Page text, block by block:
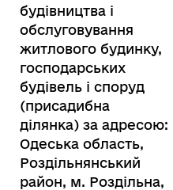
будівництва і
обслуговування
житлового будинку,
господарських
будівель і споруд
(присадибна
ділянка) за адресою:
Одеська область,
Роздільнянський
район, м. Роздільна,